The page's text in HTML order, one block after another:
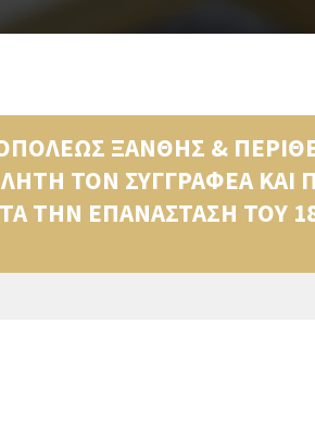
ΞΑΝΘΗΣ &
ΤΟΝ ΣΥΓΓΡΑΦΕΑ ΚΑΙ
ΤΗΝ ΕΠΑΝΑΣΤΑΣΗ ΤΟΥ